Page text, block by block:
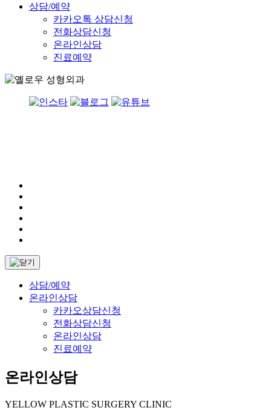
상담/예약
카카오톡 상담신청
전화상담신청
온라인상담
진료예약
상담/예약
온라인상담
카카오상담신청
전화상담신청
온라인상담
진료예약
온라인상담
YELLOW PLASTIC SURGERY CLINIC